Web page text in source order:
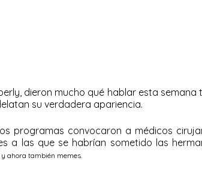
dieron mucho qué hablar esta semana
su verdadera apariencia.
programas convocaron a médicos
a las que se habrían sometido las
ahora también memes.